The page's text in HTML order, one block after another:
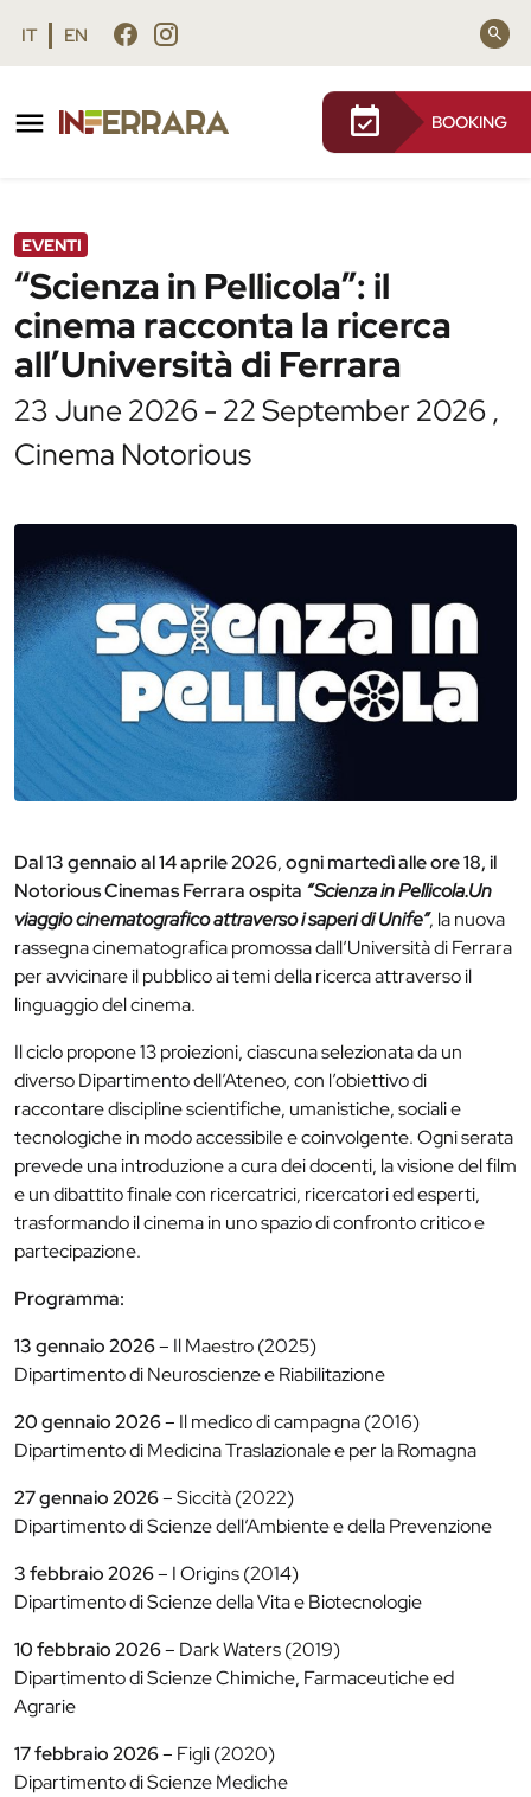
Vai al contenuto principale
Vai al footer
IT EN
BOOKING
“Scienza in Pellicola”: il cinema racconta la
EVENTI
“Scienza in Pellicola”: il
cinema racconta la ricerca
all’Università di Ferrara
23 June 2026 - 22 September 2026 ,
Cinema Notorious
Dal 13 gennaio al 14 aprile 2026,ogni martedì alle ore 18,il
Notorious Cinemas Ferrara ospita “Scienza in Pellicola.Un
viaggio cinematografico attraverso i saperi di Unife”, la nuova
rassegna cinematografica promossa dall’Università di Ferrara
per avvicinare il pubblico ai temi della ricerca attraverso il
linguaggio del cinema.
Il ciclo propone 13 proiezioni, ciascuna selezionata da un
diverso Dipartimento dell’Ateneo, con l’obiettivo di
raccontare discipline scientifiche, umanistiche, sociali e
tecnologiche in modo accessibile e coinvolgente. Ogni serata
prevede una introduzione a cura dei docenti, la visione del film
e un dibattito finale con ricercatrici, ricercatori ed esperti,
trasformando il cinema in uno spazio di confronto critico e
partecipazione.
Programma:
13 gennaio 2026– Il Maestro (2025)
Dipartimento di Neuroscienze e Riabilitazione
20 gennaio 2026– Il medico di campagna (2016)
Dipartimento di Medicina Traslazionale e per la Romagna
27 gennaio 2026– Siccità (2022)
Dipartimento di Scienze dell’Ambiente e della Prevenzione
3 febbraio 2026– I Origins (2014)
Dipartimento di Scienze della Vita e Biotecnologie
10 febbraio 2026– Dark Waters (2019)
Dipartimento di Scienze Chimiche, Farmaceutiche ed
Agrarie
17 febbraio 2026– Figli (2020)
Dipartimento di Scienze Mediche